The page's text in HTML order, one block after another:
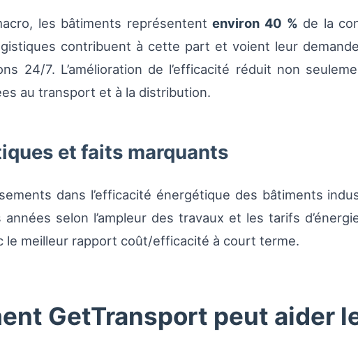
les bâtiments représententenviron 40 % de la
contribuent à cette part et voient leur
24/7. L’amélioration de l’efficacité réduit non
au transport et à la distribution.
et faits marquants
dans l’efficacité énergétique des bâtiments
années selon l’ampleur des travaux et les tarifs
le meilleur rapport coût/efficacité à court terme.
GetTransport peut aider